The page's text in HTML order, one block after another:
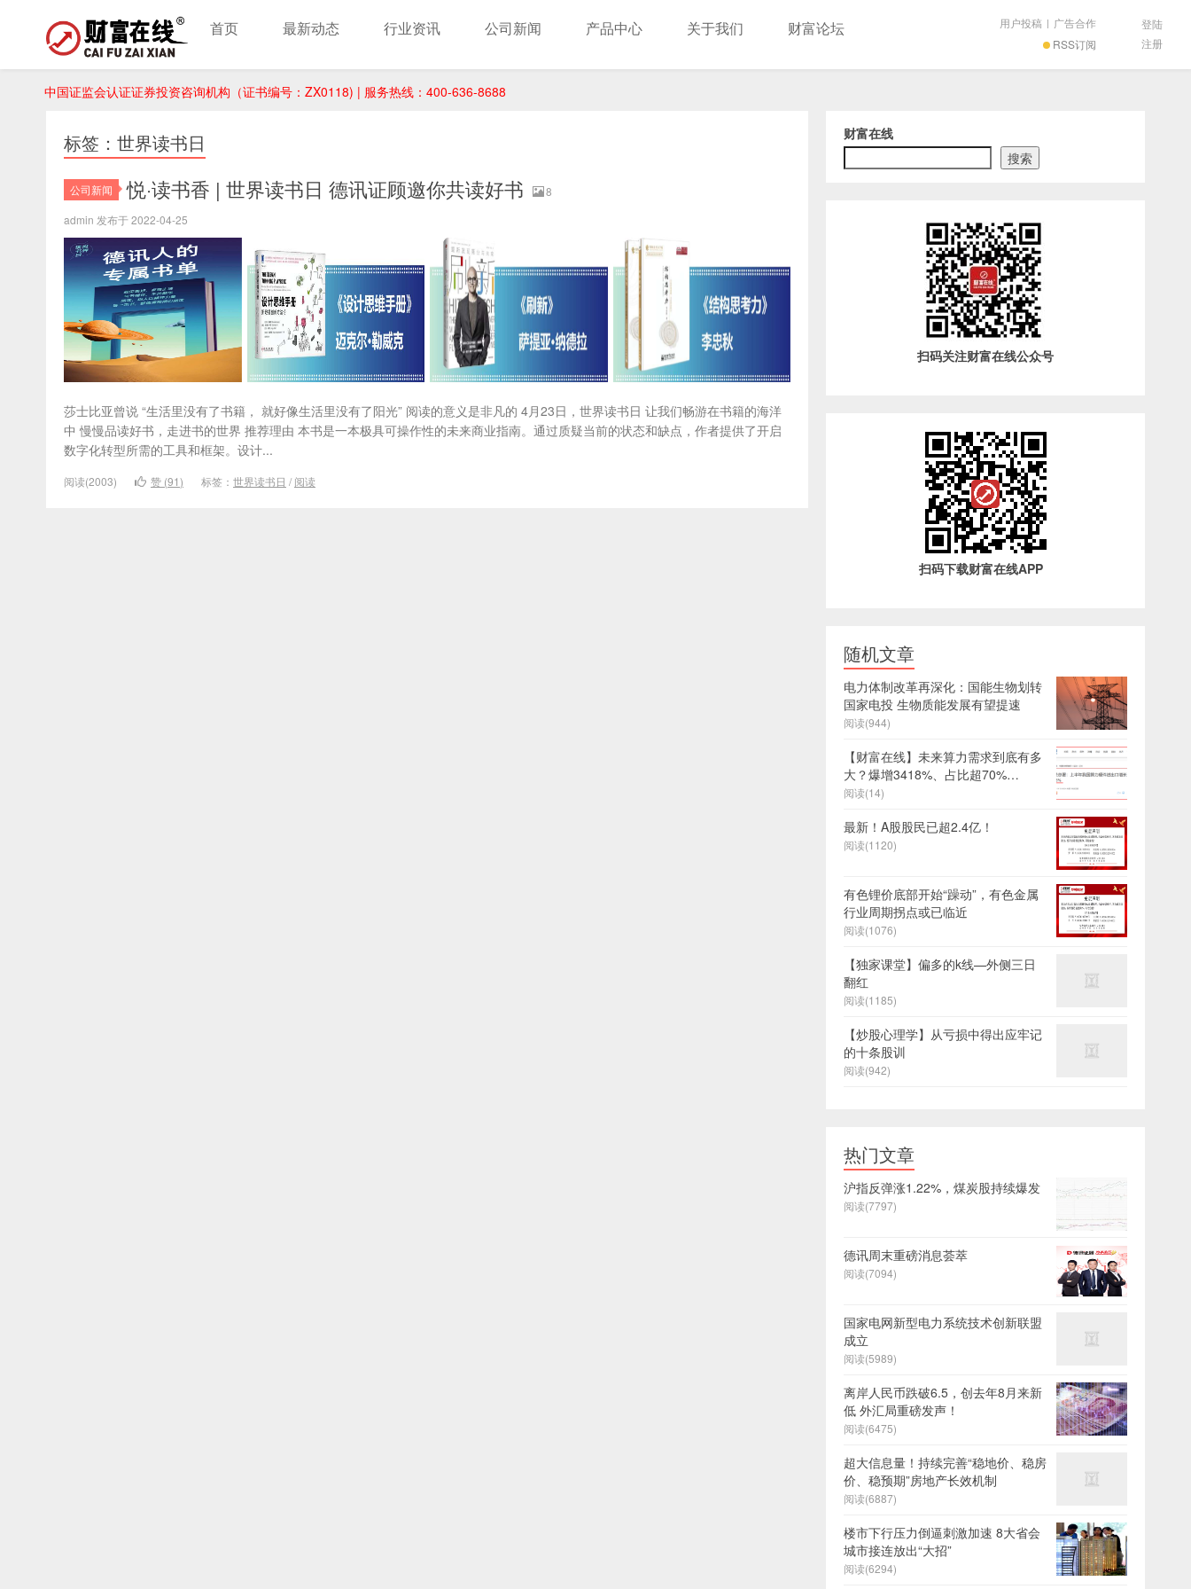
中国证监会认证证券投资咨询机构（证书编号：ZX0118) | 服务热线：400-636-8688
首页 最新动态 行业资讯 公司新闻 产品中心 关于我们 财富论坛
RSS订阅
用户投稿 | 广告合作
登陆
注册
标签：世界读书日
公司新闻 悦·读书香 | 世界读书日 德讯证顾邀你共读好书
8
admin 发布于 2022-04-25
莎士比亚曾说 “生活里没有了书籍， 就好像生活里没有了阳光” 阅读的意义是非凡的 4月23日，世界读书日 让我们畅游在书籍的海洋
中 慢慢品读好书，走进书的世界 推荐理由 本书是一本极具可操作性的未来商业指南。通过质疑当前的状态和缺点，作者提供了开启
数字化转型所需的工具和框架。设计...
阅读(2003) 赞 (91) 标签： 世界读书日 / 阅读
财富在线
搜索
扫码关注财富在线公众号
扫码下载财富在线APP
随机文章
电力体制改革再深化：国能生物划转
国家电投 生物质能发展有望提速
阅读(944)
【财富在线】未来算力需求到底有多
大？爆增3418%、占比超70%…
阅读(14)
最新！A股股民已超2.4亿！
阅读(1120)
有色锂价底部开始“躁动”，有色金属
行业周期拐点或已临近
阅读(1076)
【独家课堂】偏多的k线—外侧三日
翻红
阅读(1185)
【炒股心理学】从亏损中得出应牢记
的十条股训
阅读(942)
热门文章
沪指反弹涨1.22%，煤炭股持续爆发
阅读(7797)
德讯周末重磅消息荟萃
阅读(7094)
国家电网新型电力系统技术创新联盟
成立
阅读(5989)
离岸人民币跌破6.5，创去年8月来新
低 外汇局重磅发声！
阅读(6475)
超大信息量！持续完善“稳地价、稳房
价、稳预期”房地产长效机制
阅读(6887)
楼市下行压力倒逼刺激加速 8大省会
城市接连放出“大招”
阅读(6294)